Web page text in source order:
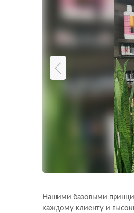
Нашими базовыми
каждому клиенту и